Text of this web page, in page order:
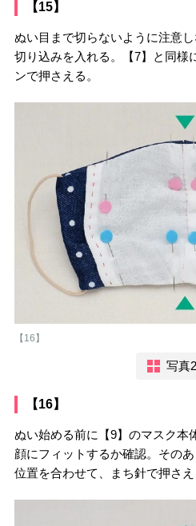
【15】
ぬい目まで切らないように注意
切り込みを入れる。【7】と同様
ンで押さえる。
【16】
写真
【16】
ぬい始める前に【9】のマスク本
顔にフィットするか確認。その
位置を合わせて、まち針で押さえ